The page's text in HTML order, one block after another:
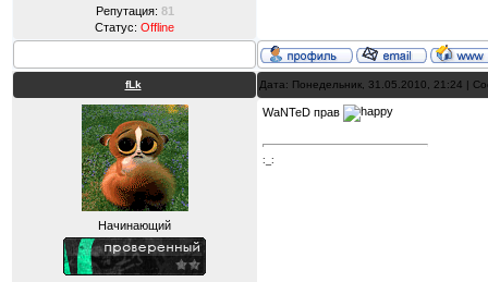
Репутация: 81
Статус: Offline
fLk Дата: Понедельник, 31.05.2010, 21:24 |
Начинающий
WaNTeD прав
:_: